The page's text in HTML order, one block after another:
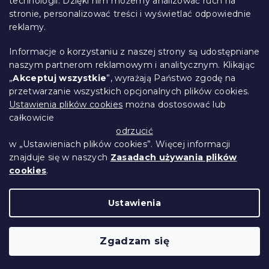
stronie, personalizować treści i wyświetlać odpowiednie
reklamy.
Informacje o korzystaniu z naszej strony są udostępniane
naszym partnerom reklamowym i analitycznym. Klikając
„Akceptuj wszystkie”, wyrażają Państwo zgodę na
przetwarzanie wszystkich opcjonalnych plików cookies.
Ustawienia plików cookies można dostosować lub
całkowicie
odrzucić
w „Ustawieniach plików cookies”. Więcej informacji
znajduje się w naszych Zasadach używania plików
cookies.
Ustawienia
Zgadzam się
l
i
y
Opcje dostawy
Metody płatności
Reklamacje i zwroty towarów
Kontakt
Regulamin
Ochrona danych osobowych
Kodeks etyczny
Dla partnerów
Copyright 2026Przytulne Mieszkanie.
Wszystkie prawa zastrzeżone.Edytuj ustawienia
plików cookie